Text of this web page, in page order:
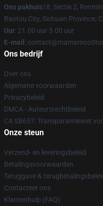
Ons pakhuis18, Sectie 2,
Baotou City, Sichuan Province,
Uur: 21.00 uur 5.00 uur
E-mail :
Ons bedrijf
Over ons
Algemene voorwaarden
Privacybeleid
DMCA - Auteursrechtbeleid
CA SB657: Transparantiewet
Onze steun
Verzend- en leveringsbeleid
Betalingsvoorwaarden
Teruggave &
Contacteer ons
Klantenhulp (FAQ)